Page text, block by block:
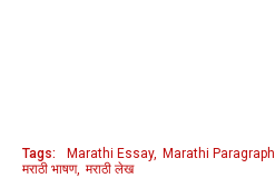
Tags: Marathi Essay Marathi Paragraph
मराठी भाषण मराठी लेख